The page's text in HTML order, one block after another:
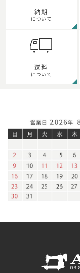
納期
について
送料
について